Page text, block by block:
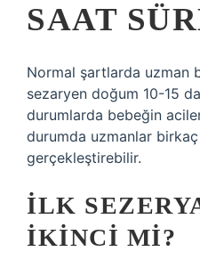
SAAT
Normal şartlarda uzman
sezaryen doğum 10-15
durumlarda bebeğin
durumda uzmanlar
gerçekleştirebilir.
İLK
IKINCI MI?